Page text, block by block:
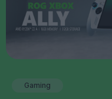
Gaming